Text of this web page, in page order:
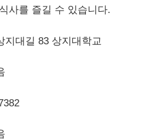
사를 즐길 수 있습니다.
지대길 83 상지대학교